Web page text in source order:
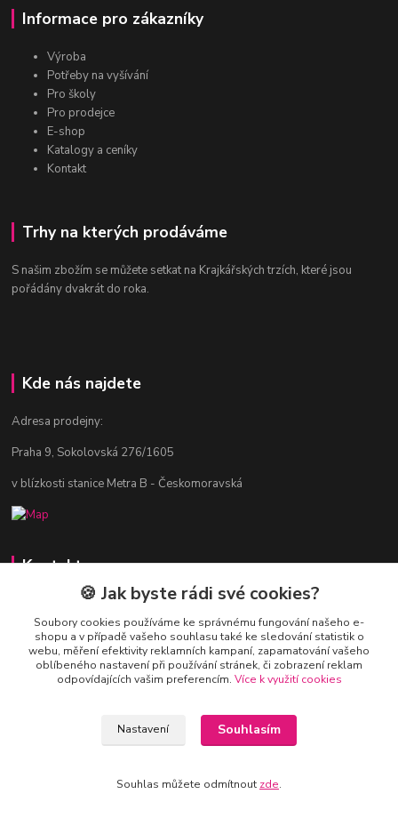
Informace pro zákazníky
Výroba
Potřeby na vyšívání
Pro školy
Pro prodejce
E-shop
Katalogy a ceníky
Kontakt
Trhy na kterých prodáváme
S našim zbožím se můžete setkat na Krajkářských trzích, které jsou
pořádány dvakrát do roka.
Kde nás najdete
Adresa prodejny:
Praha 9, Sokolovská 276/1605
v blízkosti stanice Metra B - Českomoravská
Kontakty
Jitka Vlasáková
281 916 793
Po-Čt 8-16:30, Pá 8-14:30
nitka@nitka.cz
🍪 Jak byste rádi své cookies?
Soubory cookies používáme ke správnému fungování našeho e-
shopu a v případě vašeho souhlasu také ke sledování statistik o
webu, měření efektivity reklamních kampaní, zapamatování vašeho
oblíbeného nastavení při používání stránek, či zobrazení reklam
odpovídajících vašim preferencím. Více k využití cookies
Nastavení Souhlasím
Souhlas můžete odmítnout zde.